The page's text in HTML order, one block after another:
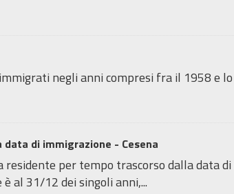
negli anni compresi fra il 1958 e lo
di immigrazione - Cesena
per tempo trascorso dalla data
al 31/12 dei singoli anni,...